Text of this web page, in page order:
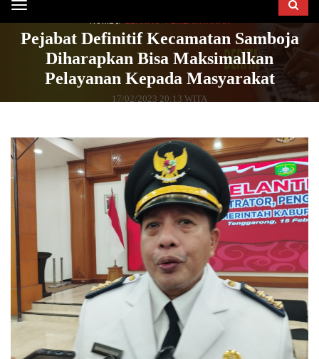
Toggle
navigation
Pejabat Definitif Kecamatan Samboja
Diharapkan Bisa Maksimalkan
Pelayanan Kepada Masyarakat
17/02/2023 20:13 WITA